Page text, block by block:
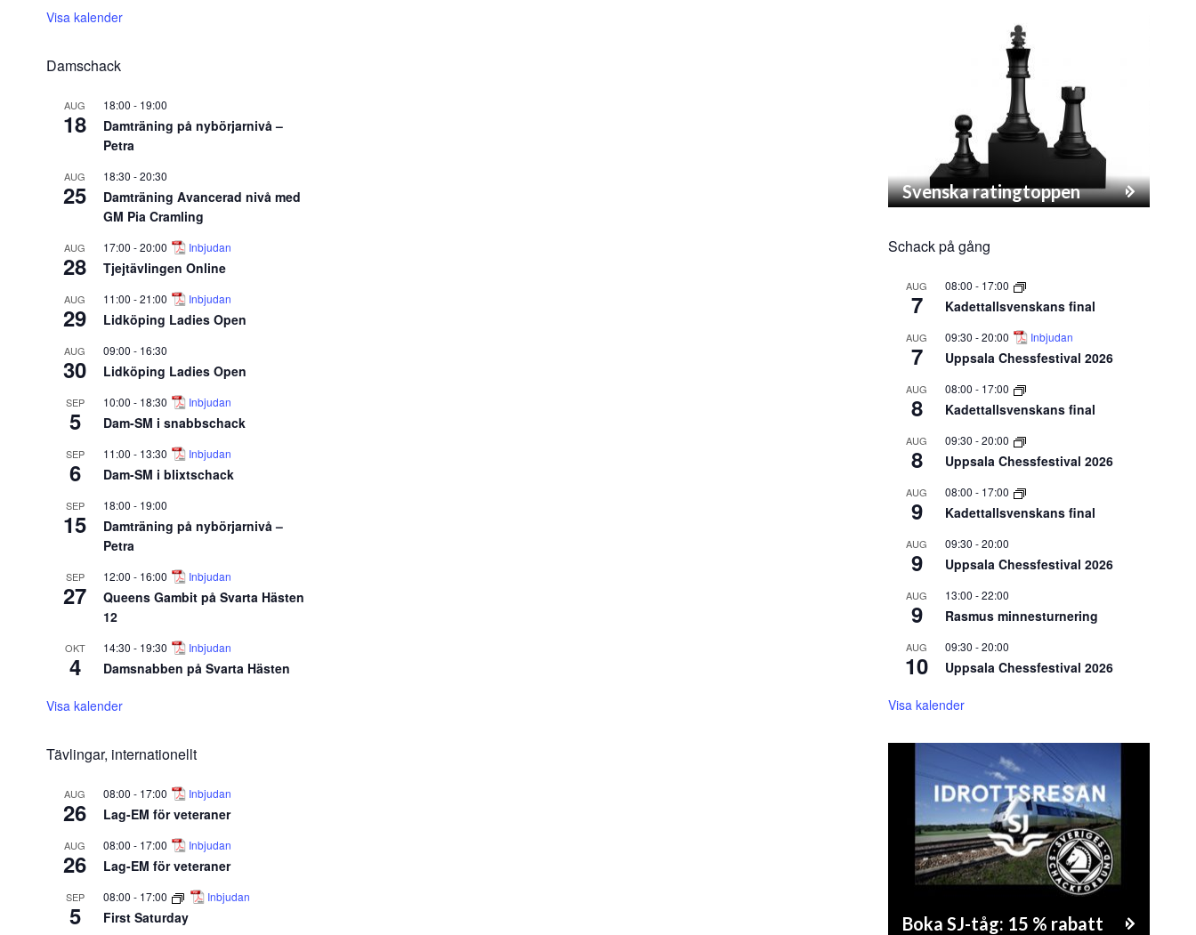
Visa kalender
Damschack
AUG
18
18:00 - 19:00
Damträning på nybörjarnivå –
Petra
AUG
25
18:30 -20:30
Damträning Avancerad nivå med
GM Pia Cramling
AUG
28
17:00 -20:00 Inbjudan
Tjejtävlingen Online
AUG
29
11:00 -21:00 Inbjudan
Lidköping Ladies Open
AUG
30
09:00 - 16:30
Lidköping Ladies Open
SEP
5
10:00 - 18:30 Inbjudan
Dam-SM i snabbschack
SEP
6
11:00 - 13:30 Inbjudan
Dam-SM i blixtschack
SEP
15
18:00 - 19:00
Damträning på nybörjarnivå –
Petra
SEP
27
12:00 - 16:00 Inbjudan
Queens Gambit på Svarta Hästen
12
OKT
4
14:30 - 19:30 Inbjudan
Damsnabben på Svarta Hästen
Visa kalender
Tävlingar, internationellt
AUG
26
08:00 - 17:00 Inbjudan
Lag-EM för veteraner
AUG
26
08:00 - 17:00 Inbjudan
Lag-EM för veteraner
SEP
5
08:00 - 17:00 Inbjudan
First Saturday
Svenska ratingtoppen
Schack på gång
AUG
7
08:00 - 17:00
Kadettallsvenskans final
AUG
7
09:30 -20:00 Inbjudan
Uppsala Chessfestival 2026
AUG
8
08:00 - 17:00
Kadettallsvenskans final
AUG
8
09:30 -20:00
Uppsala Chessfestival 2026
AUG
9
08:00 - 17:00
Kadettallsvenskans final
AUG
9
09:30 -20:00
Uppsala Chessfestival 2026
AUG
9
13:00 -22:00
Rasmus minnesturnering
AUG
10
09:30 -20:00
Uppsala Chessfestival 2026
Visa kalender
Boka SJ-tåg: 15 % rabatt